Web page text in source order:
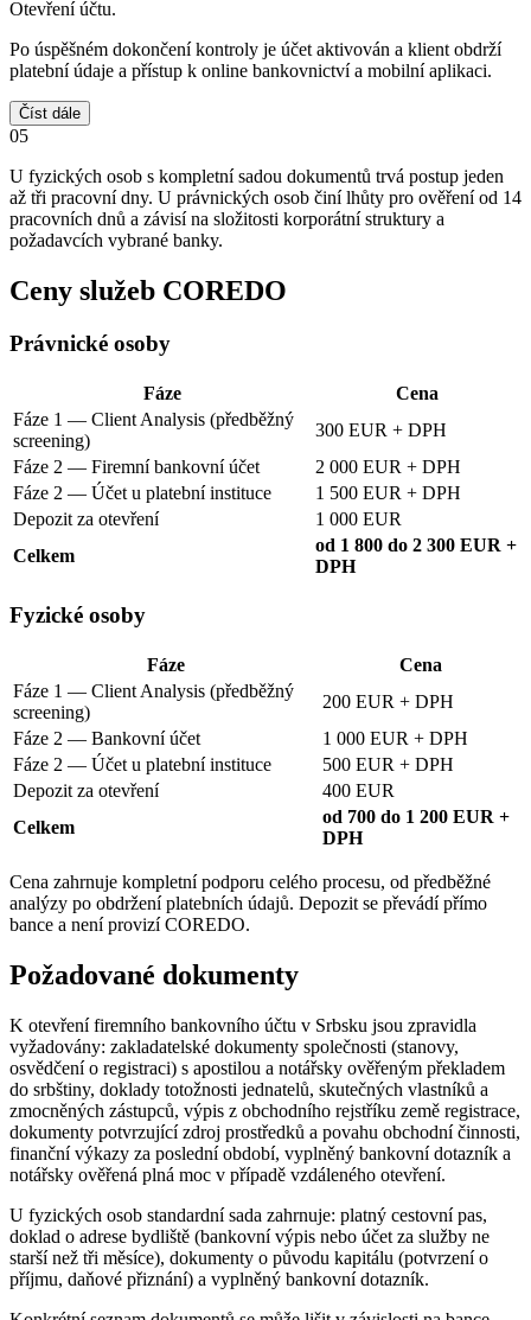
Otevření účtu.
Po úspěšném dokončení kontroly je účet aktivován a klient obdrží
platební údaje a přístup k online bankovnictví a mobilní aplikaci.
Číst dále
05
U fyzických osob s kompletní sadou dokumentů trvá postup jeden
až tři pracovní dny. U právnických osob činí lhůty pro ověření od 14
pracovních dnů a závisí na složitosti korporátní struktury a
požadavcích vybrané banky.
Ceny služeb COREDO
Právnické osoby
Fáze
Cena
Fáze 1 — Client Analysis (předběžný
screening)
300 EUR + DPH
Fáze 2 — Firemní bankovní účet
2 000 EUR + DPH
Fáze 2 — Účet u platební instituce
1 500 EUR + DPH
Depozit za otevření
1 000 EUR
Celkem
od 1 800 do 2 300 EUR +
DPH
Fyzické osoby
Fáze
Cena
Fáze 1 — Client Analysis (předběžný
screening)
200 EUR + DPH
Fáze 2 — Bankovní účet
1 000 EUR + DPH
Fáze 2 — Účet u platební instituce
500 EUR + DPH
Depozit za otevření
400 EUR
Celkem
od 700 do 1 200 EUR +
DPH
Cena zahrnuje kompletní podporu celého procesu, od předběžné
analýzy po obdržení platebních údajů. Depozit se převádí přímo
bance a není provizí COREDO.
Požadované dokumenty
K otevření firemního bankovního účtu v Srbsku jsou zpravidla
vyžadovány: zakladatelské dokumenty společnosti (stanovy,
osvědčení o registraci) s apostilou a notářsky ověřeným překladem
do srbštiny, doklady totožnosti jednatelů, skutečných vlastníků a
zmocněných zástupců, výpis z obchodního rejstříku země registrace,
dokumenty potvrzující zdroj prostředků a povahu obchodní činnosti,
finanční výkazy za poslední období, vyplněný bankovní dotazník a
notářsky ověřená plná moc v případě vzdáleného otevření.
U fyzických osob standardní sada zahrnuje: platný cestovní pas,
doklad o adrese bydliště (bankovní výpis nebo účet za služby ne
starší než tři měsíce), dokumenty o původu kapitálu (potvrzení o
příjmu, daňové přiznání) a vyplněný bankovní dotazník.